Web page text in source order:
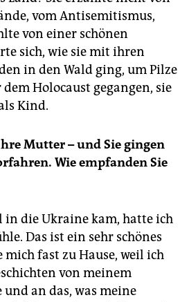
vom Antisemitismus,
von einer schönen
sich, wie sie mit ihren
in den Wald ging, um Pilze
Holocaust gegangen, sie
Kind.
Mutter – und Sie gingen
Wie empfanden Sie
in die Ukraine kam, hatte ich
Das ist ein sehr schönes
fast zu Hause, weil ich
von meinem
an das, was meine